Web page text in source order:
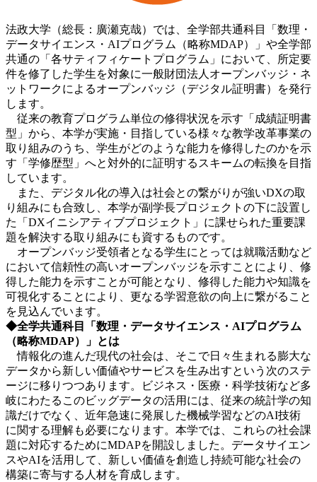
法政大学（総長：廣瀬克哉）では、全学部共通科目「数理・
データサイエンス・AIプログラム（略称MDAP）」や全学部
共通の「各サティフィケートプログラム」において、所定要
件を修了した学生を対象に一般財団法人オープンバッジ・ネ
ットワークによるオープンバッジ（デジタル証明書）を発行
します。
従来の教育プログラム単位の修得状況を示す「成績証明書
型」から、本学が実施・目指している様々な教学改革事業の
取り組みのうち、学生がどのような能力を修得したのかを示
す「学修歴型」へと対外的に証明するスキームの転換を目指
しています。
また、デジタル化の導入は社会との繋がりが強いDXの取
り組みにも合致し、本学が副学長プロジェクトの下に設置し
た「DXイニシアティブプロジェクト」に課せられた重要課
題を解決する取り組みにも資するものです。
オープンバッジ受領者となる学生にとっては就職活動など
において信頼性の高いオープンバッジを示すことにより、修
得した能力を示すことが可能となり、修得した能力や知識を
可視化することにより、更なる学習意欲の向上に繋がること
を見込んでいます。
◆全学共通科目「数理・データサイエンス・AIプログラム
（略称MDAP）」とは
情報化の進んだ現代の社会は、そこで日々生まれる膨大な
データから新しい価値やサービスを生み出すという次のステ
ージに移りつつあります。ビジネス・医療・科学技術など多
岐にわたるこのビッグデータの活用には、従来の統計学の知
識だけでなく、近年急速に発展した機械学習などのAI技術
に関する理解も必要になります。本学では、これらの社会課
題に対応するためにMDAPを開設しました。データサイエン
スやAIを活用して、新しい価値を創造し持続可能な社会の
構築に寄与する人材を育成します。